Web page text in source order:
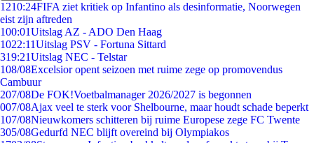
1210:24FIFA ziet kritiek op Infantino als desinformatie, Noorwegen
eist zijn aftreden
100:01Uitslag AZ - ADO Den Haag
1022:11Uitslag PSV - Fortuna Sittard
319:21Uitslag NEC - Telstar
108/08Excelsior opent seizoen met ruime zege op promovendus
Cambuur
207/08De FOK!Voetbalmanager 2026/2027 is begonnen
007/08Ajax veel te sterk voor Shelbourne, maar houdt schade beperkt
107/08Nieuwkomers schitteren bij ruime Europese zege FC Twente
305/08Gedurfd NEC blijft overeind bij Olympiakos